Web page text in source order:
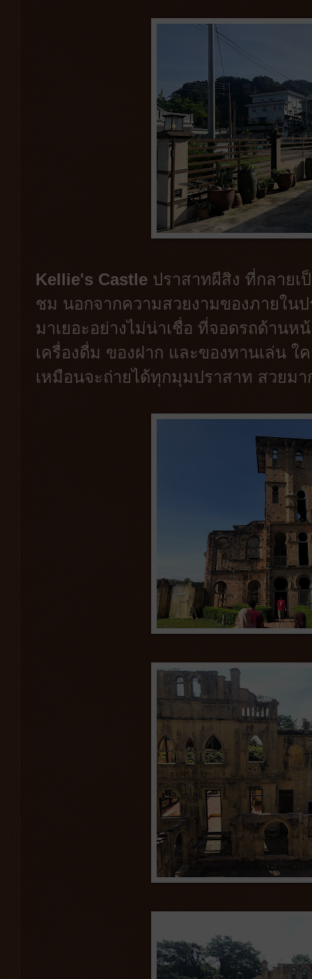
Kellie's Castle ปราสาทผีสิง ที่กลายเ
ชม นอกจากความสวยงามของภายใน
มาเยอะอย่างไม่น่าเชื่อ ที่จอดรถด้านห
เครื่องดื่ม ของฝาก และของทานเล่น
เหมือนจะถ่ายได้ทุกมุมปราสาท สวยม